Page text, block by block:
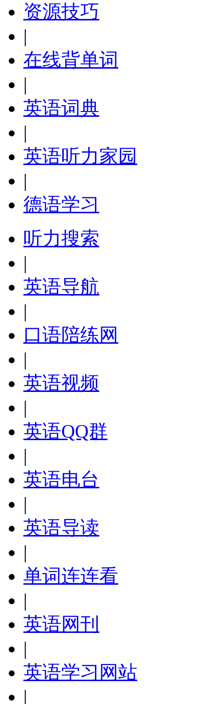
资源技巧
|
在线背单词
|
英语词典
|
英语听力家园
|
德语学习
听力搜索
|
英语导航
|
口语陪练网
|
英语视频
|
英语QQ群
|
英语电台
|
英语导读
|
单词连连看
|
英语网刊
|
英语学习网站
|